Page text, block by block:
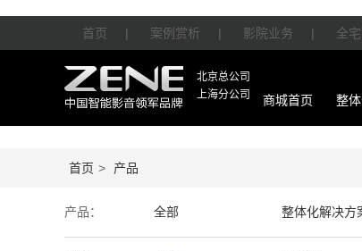
首页 | 案例赏析 | 影院业务 | 全
北京总公司
上海分公司
商城首页 整
首页 > 产品
产品： 全部 整体化解决方